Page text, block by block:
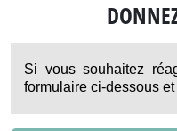
Si vous souhaitez
formulaire ci-dessous